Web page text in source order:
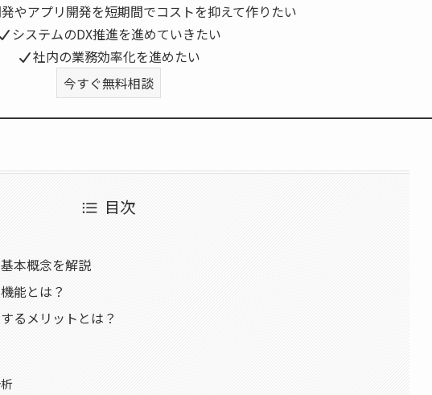
やアプリ開発を短期間でコストを抑えて作りたい
システムのDX推進を進めていきたい
社内の業務効率化を進めたい
今すぐ無料相談
目次
本概念を解説
能とは？
るメリットとは？